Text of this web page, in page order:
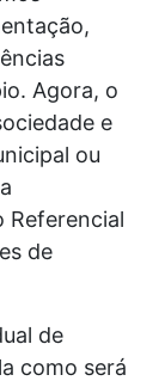
Agora, o
e
ou
Referencial
de
de
como será